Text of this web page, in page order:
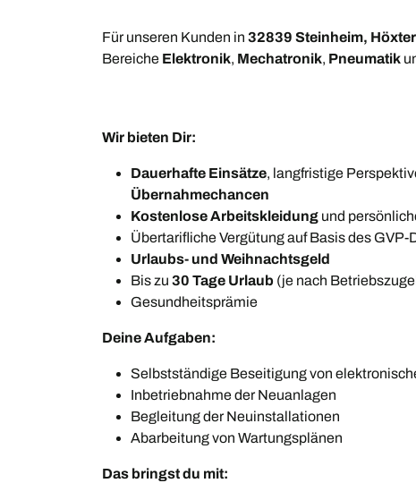
Für unseren Kunden in 32839 Steinheim, Höxter
Bereiche Elektronik, Mechatronik, Pneumatik
Wir bieten Dir:
Dauerhafte Einsätze, langfristige
Übernahmechancen
Kostenlose Arbeitskleidung und
Übertarifliche Vergütung auf Basis des
Urlaubs- und Weihnachtsgeld
Bis zu 30 Tage Urlaub (je nach
Gesundheitsprämie
Deine Aufgaben:
Selbstständige Beseitigung von
Inbetriebnahme der Neuanlagen
Begleitung der Neuinstallationen
Abarbeitung von Wartungsplänen
Das bringst du mit: